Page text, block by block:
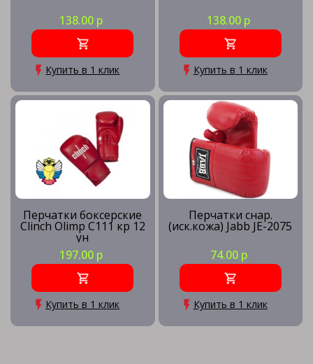
138.00 р
Купить в 1 клик
138.00 р
Купить в 1 клик
Перчатки боксерские
Clinch Olimp C111 кр 12
ун
197.00 р
Купить в 1 клик
Перчатки снар.
(иск.кожа) Jabb JE-2075
74.00 р
Купить в 1 клик